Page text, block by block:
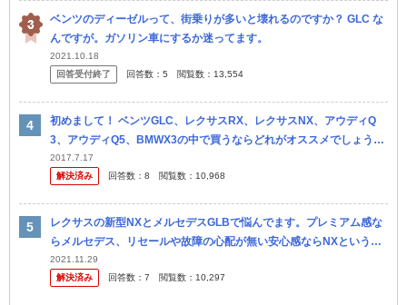
ベンツのディーゼルって、街乗りが多いと壊れるのですか？ GLC な
んですが。ガソリン車にするか迷ってます。
2021.10.18
回答受付終了
回答数： 5 閲覧数： 13,554
初めまして！ ベンツGLC、レクサスRX、レクサスNX、アウディQ
3、アウディQ5、BMWX3の中で買うならどれがオススメでしょう
か？？ 予算は800万までで考えていますが、維持費やリセー...
2017.7.17
解決済み
回答数： 8 閲覧数： 10,968
レクサスの新型NXとメルセデスGLBで悩んでます。プレミアム感な
らメルセデス、リセールや故障の心配が無い安心感ならNXというと
ころでしょうか。 金額もそう変わらないし、納期もどちらも一年と
いう事...
2021.11.29
解決済み
回答数： 7 閲覧数： 10,297